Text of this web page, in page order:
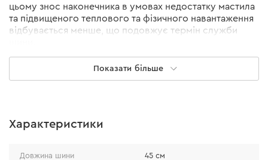
цьому знос наконечника в умовах недостатку мастила
та підвищеного теплового та фізичного навантаження
відбувається менше, що подовжує термін служби
Завдяки симетричності профілю та продуманому
виробу.
Показати більше
Характеристики
Довжина шини 45 см